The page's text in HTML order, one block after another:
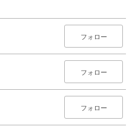
フォロー
フォロー
フォロー